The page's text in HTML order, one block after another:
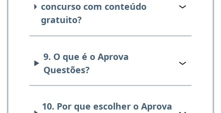
concurso com conteúdo
gratuito?
9. O que é o Aprova
Questões?
10. Por que escolher o Aprova